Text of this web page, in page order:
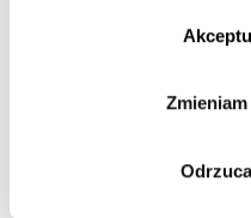
Podobnie stosowanie
efekt, co użycie narzędzi
trzeba być ekspertem z